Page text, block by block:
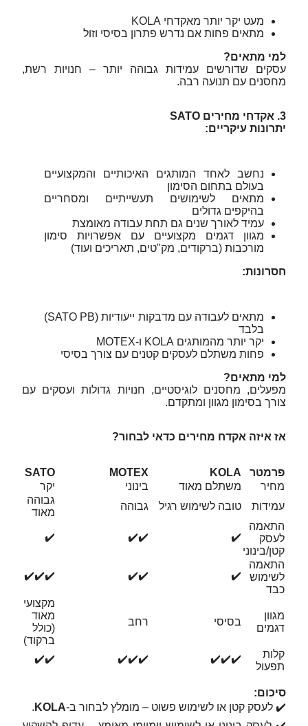
מעט יקר יותר מאקדחי KOLA
מתאים פחות אם נדרש פתרון בסיסי וזול
למי מתאים?
עסקים שדורשים עמידות גבוהה יותר – חנויות רשת,
מחסנים עם תנועה רבה.
3. אקדחי מחירים SATO
יתרונות עיקריים:
נחשב לאחד המותגים האיכותיים והמקצועיים
בעולם בתחום הסימון
מתאים לשימושים תעשייתיים ומסחריים
בהיקפים גדולים
עמיד לאורך שנים גם תחת עבודה מאומצת
מגוון דגמים מקצועיים עם אפשרויות סימון
מורכבות (ברקודים, מק"טים, תאריכים ועוד)
חסרונות:
מתאים לעבודה עם מדבקות ייעודיות (SATO PB)
בלבד
יקר יותר מהמותגים KOLA ו‑MOTEX
פחות משתלם לעסקים קטנים עם צורך בסיסי
למי מתאים?
מפעלים, מחסנים לוגיסטיים, חנויות גדולות ועסקים עם
צורך בסימון מגוון ומתקדם.
אז איזה אקדח מחירים כדאי לבחור?
פרמטר KOLA
MOTEX
SATO
מחיר
משתלם מאוד בינוני
יקר
עמידות
טובה לשימוש רגיל גבוהה
גבוהה
מאוד
התאמה
לעסק
קטן/בינוני
✔️
✔️✔️
✔️
התאמה
לשימוש
כבד
✔️
✔️✔️
✔️✔️✔️
מגוון
דגמים
בסיסי רחב
מקצועי
מאוד
(כולל
ברקוד)
קלות
תפעול
✔️✔️✔️
✔️✔️✔️
✔️✔️
סיכום:
✔️ לעסק קטן או לשימוש פשוט – מומלץ לבחור ב‑KOLA
.